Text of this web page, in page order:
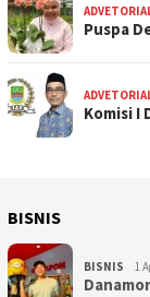
Puspa
Komisi I
BISNIS
BISNIS 1